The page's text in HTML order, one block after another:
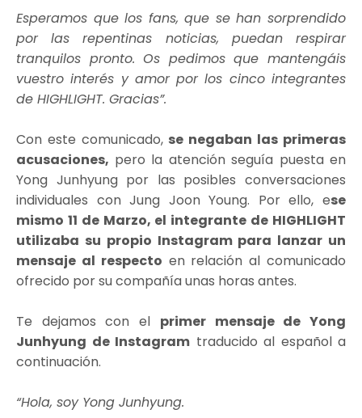
Esperamos que los fans, que se han sorprendido
por las repentinas noticias, puedan respirar
tranquilos pronto. Os pedimos que mantengáis
vuestro interés y amor por los cinco integrantes
de HIGHLIGHT. Gracias”.
Con este comunicado, se negaban las primeras
acusaciones, pero la atención seguía puesta en
Yong Junhyung por las posibles conversaciones
individuales con Jung Joon Young. Por ello, ese
mismo 11 de Marzo, el integrante de HIGHLIGHT
utilizaba su propio Instagram para lanzar un
mensaje al respecto en relación al comunicado
ofrecido por su compañía unas horas antes.
Te dejamos con el primer mensaje de Yong
Junhyung de Instagram traducido al español a
continuación.
“Hola, soy Yong Junhyung.